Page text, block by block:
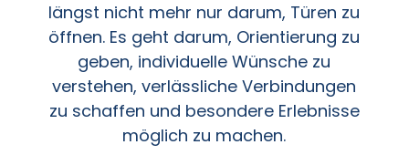
längst nicht mehr nur darum, Türen zu
öffnen. Es geht darum, Orientierung zu
geben, individuelle Wünsche zu
verstehen, verlässliche Verbindungen
zu schaffen und besondere Erlebnisse
möglich zu machen.